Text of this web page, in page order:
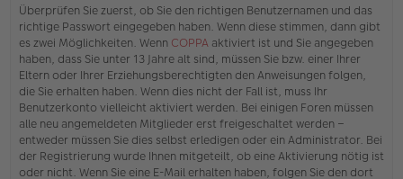
b
en
Überprüfen Sie zuerst, ob Sie den richtigen Benutzernamen und das
richtige Passwort eingegeben haben. Wenn diese stimmen, dann gibt
es zwei Möglichkeiten. Wenn COPPA aktiviert ist und Sie angegeben
haben, dass Sie unter 13 Jahre alt sind, müssen Sie bzw. einer Ihrer
Eltern oder Ihrer Erziehungsberechtigten den Anweisungen folgen,
die Sie erhalten haben. Wenn dies nicht der Fall ist, muss Ihr
Benutzerkonto vielleicht aktiviert werden. Bei einigen Foren müssen
alle neu angemeldeten Mitglieder erst freigeschaltet werden –
entweder müssen Sie dies selbst erledigen oder ein Administrator. Bei
der Registrierung wurde Ihnen mitgeteilt, ob eine Aktivierung nötig ist
oder nicht. Wenn Sie eine E-Mail erhalten haben, folgen Sie den dort